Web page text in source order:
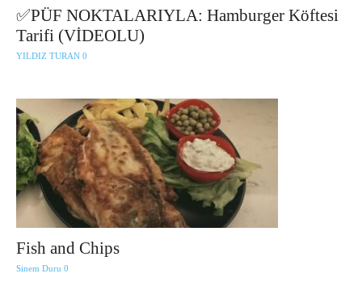
✅PÜF NOKTALARIYLA: Hamburger Köftesi
Tarifi (VİDEOLU)
YILDIZ TURAN 0
Fish and Chips
Sinem Duru 0